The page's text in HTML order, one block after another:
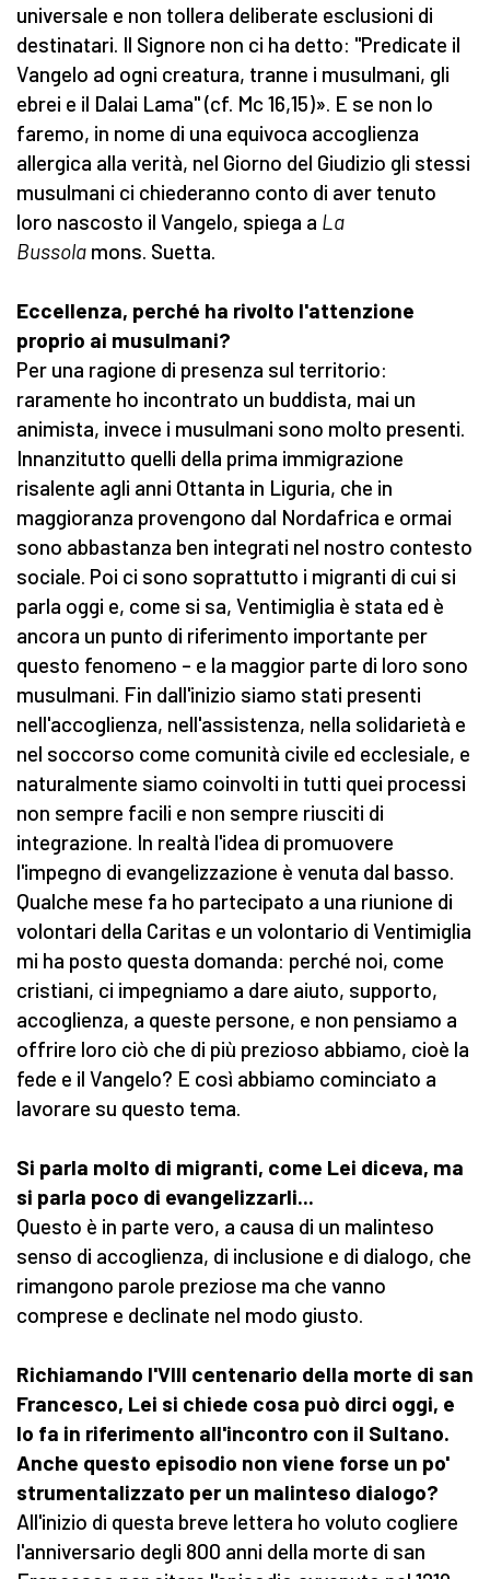
universale e non tollera deliberate esclusioni di
destinatari. Il Signore non ci ha detto: "Predicate il
Vangelo ad ogni creatura, tranne i musulmani, gli
ebrei e il Dalai Lama" (cf. Mc 16,15)». E se non lo
faremo, in nome di una equivoca accoglienza
allergica alla verità, nel Giorno del Giudizio gli stessi
musulmani ci chiederanno conto di aver tenuto
loro nascosto il Vangelo, spiega a La
Bussola mons. Suetta.
Eccellenza, perché ha rivolto l'attenzione
proprio ai musulmani?
Per una ragione di presenza sul territorio:
raramente ho incontrato un buddista, mai un
animista, invece i musulmani sono molto presenti.
Innanzitutto quelli della prima immigrazione
risalente agli anni Ottanta in Liguria, che in
maggioranza provengono dal Nordafrica e ormai
sono abbastanza ben integrati nel nostro contesto
sociale. Poi ci sono soprattutto i migranti di cui si
parla oggi e, come si sa, Ventimiglia è stata ed è
ancora un punto di riferimento importante per
questo fenomeno – e la maggior parte di loro sono
musulmani. Fin dall'inizio siamo stati presenti
nell'accoglienza, nell'assistenza, nella solidarietà e
nel soccorso come comunità civile ed ecclesiale, e
naturalmente siamo coinvolti in tutti quei processi
non sempre facili e non sempre riusciti di
integrazione. In realtà l'idea di promuovere
l'impegno di evangelizzazione è venuta dal basso.
Qualche mese fa ho partecipato a una riunione di
volontari della Caritas e un volontario di Ventimiglia
mi ha posto questa domanda: perché noi, come
cristiani, ci impegniamo a dare aiuto, supporto,
accoglienza, a queste persone, e non pensiamo a
offrire loro ciò che di più prezioso abbiamo, cioè la
fede e il Vangelo? E così abbiamo cominciato a
lavorare su questo tema.
Si parla molto di migranti, come Lei diceva, ma
si parla poco di evangelizzarli...
Questo è in parte vero, a causa di un malinteso
senso di accoglienza, di inclusione e di dialogo, che
rimangono parole preziose ma che vanno
comprese e declinate nel modo giusto.
Richiamando l'VIII centenario della morte di san
Francesco, Lei si chiede cosa può dirci oggi, e
lo fa in riferimento all'incontro con il Sultano.
Anche questo episodio non viene forse un po'
strumentalizzato per un malinteso dialogo?
All'inizio di questa breve lettera ho voluto cogliere
l'anniversario degli 800 anni della morte di san